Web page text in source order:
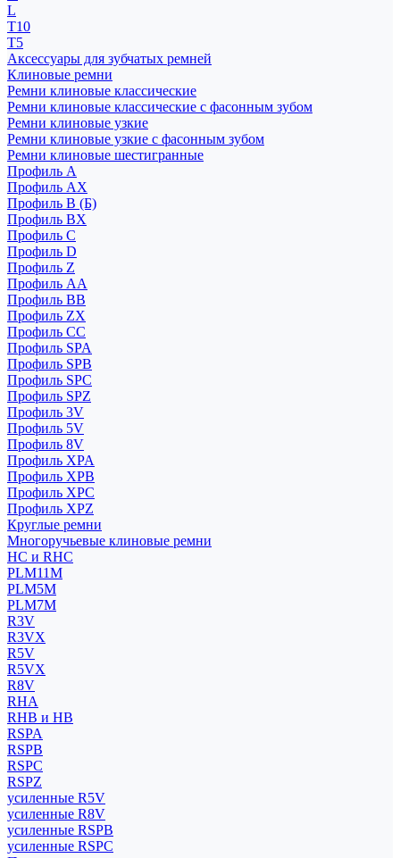
L
T10
T5
Аксессуары для зубчатых ремней
Клиновые ремни
Ремни клиновые классические
Ремни клиновые классические с фасонным зубом
Ремни клиновые узкие
Ремни клиновые узкие с фасонным зубом
Ремни клиновые шестигранные
Профиль A
Профиль AX
Профиль B (Б)
Профиль BX
Профиль C
Профиль D
Профиль Z
Профиль АА
Профиль BB
Профиль ZX
Профиль CC
Профиль SPA
Профиль SPB
Профиль SPC
Профиль SPZ
Профиль 3V
Профиль 5V
Профиль 8V
Профиль XPA
Профиль XPB
Профиль XPC
Профиль XPZ
Круглые ремни
Многоручьевые клиновые ремни
HC и RHC
PLM11M
PLM5M
PLM7M
R3V
R3VX
R5V
R5VX
R8V
RHA
RHB и HB
RSPA
RSPB
RSPC
RSPZ
усиленные R5V
усиленные R8V
усиленные RSPB
усиленные RSPC